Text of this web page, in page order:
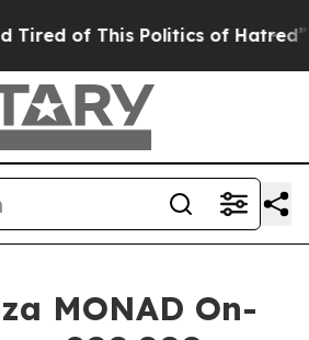
of This Politics of Hatred” The
MONAD On-